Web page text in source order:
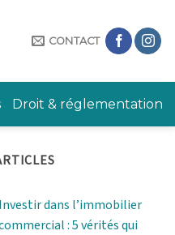
CONTACT
Droit & réglementation
Investir dans l’immobilier
: 5 vérités qui